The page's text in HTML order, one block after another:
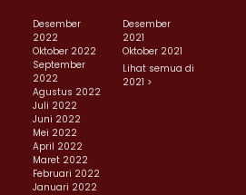
Desember
2022
Oktober 2022
September
2022
Agustus 2022
Juli 2022
Juni 2022
Mei 2022
April 2022
Maret 2022
Februari 2022
Januari 2022
Desember
2021
Oktober 2021
Lihat semua di
2021 >